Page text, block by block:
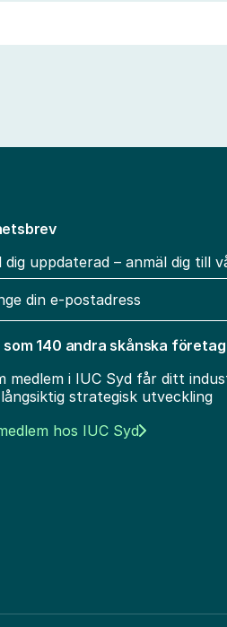
dig uppdaterad – anmäl dig till
som 140 andra skånska företag
medlem i IUC Syd får ditt
strategisk utveckling
hos IUC Syd